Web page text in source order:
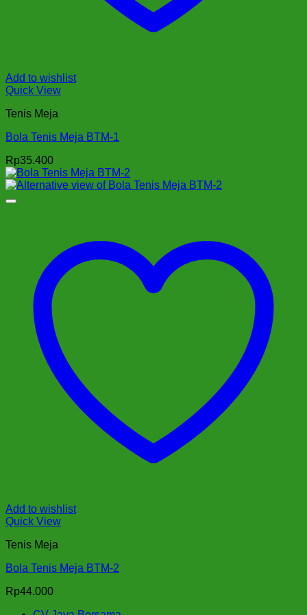
Add to wishlist
Quick View
Tenis Meja
Bola Tenis Meja BTM-1
Rp35.400
Add to wishlist
Quick View
Tenis Meja
Bola Tenis Meja BTM-2
Rp44.000